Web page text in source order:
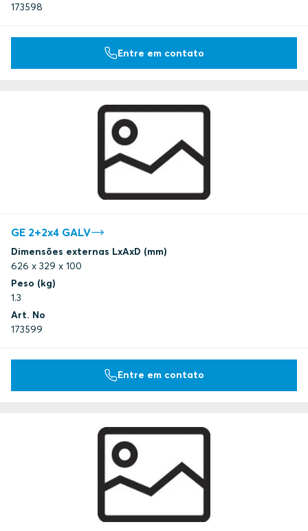
173598
Entre em contato
GE 2+2x4 GALV
Dimensões externas LxAxD (mm)
626 x 329 x 100
Peso (kg)
1.3
Art. No
173599
Entre em contato